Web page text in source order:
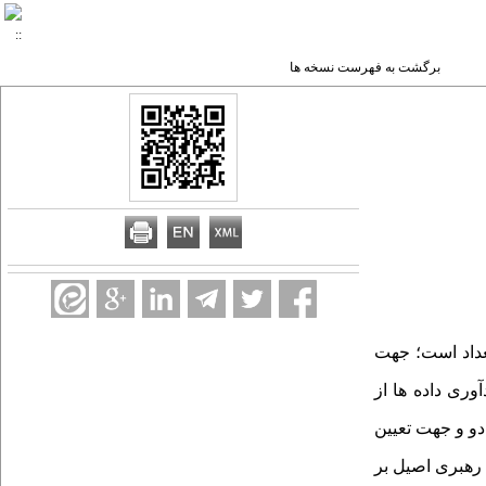
برگشت به فهرست نسخه ها
است؛ جهت
گردآوری داده ها از
و جهت تعیین
اصیل بر